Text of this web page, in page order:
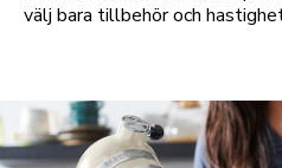
välj bara tillbehör och